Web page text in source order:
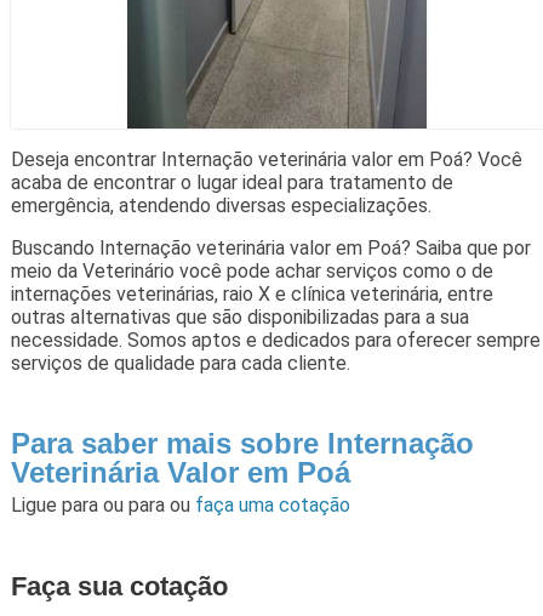
Deseja encontrar Internação veterinária valor em Poá? Você
acaba de encontrar o lugar ideal para tratamento de
emergência, atendendo diversas especializações.
Buscando Internação veterinária valor em Poá? Saiba que por
meio da Veterinário você pode achar serviços como o de
internações veterinárias, raio X e clínica veterinária, entre
outras alternativas que são disponibilizadas para a sua
necessidade. Somos aptos e dedicados para oferecer sempre
serviços de qualidade para cada cliente.
Para saber mais sobre Internação
Veterinária Valor em Poá
Ligue para ou para ou faça uma cotação
Faça sua cotação